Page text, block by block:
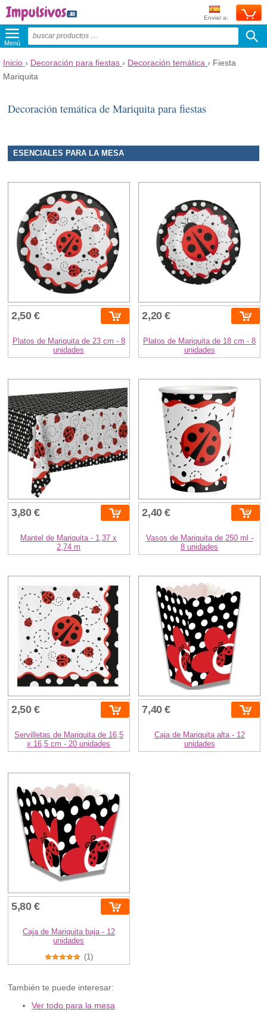
Enviar a:
Menú
Inicio › Decoración para fiestas › Decoración temática › Fiesta
Mariquita
Decoración temática de Mariquita para fiestas
ESENCIALES PARA LA MESA
2,50 €
Platos de Mariquita de 23 cm - 8
unidades
2,20 €
Platos de Mariquita de 18 cm - 8
unidades
3,80 €
Mantel de Mariquita - 1,37 x
2,74 m
2,40 €
Vasos de Mariquita de 250 ml -
8 unidades
2,50 €
Servilletas de Mariquita de 16,5
x 16,5 cm - 20 unidades
7,40 €
Caja de Mariquita alta - 12
unidades
5,80 €
Caja de Mariquita baja - 12
unidades
(1)
También te puede interesar:
Ver todo para la mesa